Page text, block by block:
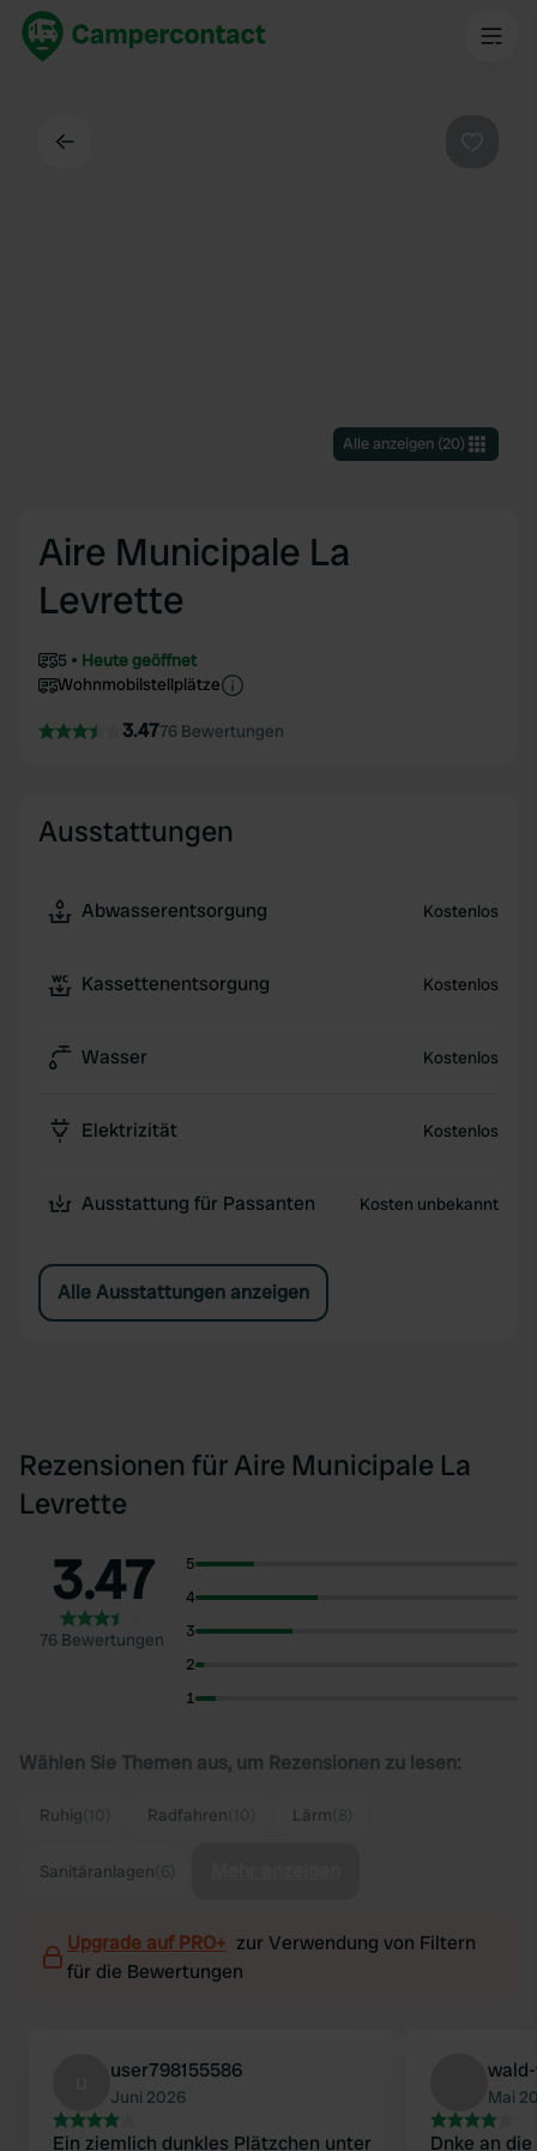
Alle anzeigen(20)
Aire Municipale La
Levrette
5
Heute geöffnet
Wohnmobilstellplätze
3.4776 Bewertungen
Ausstattungen
Abwasserentsorgung Kostenlos
Kassettenentsorgung Kostenlos
Wasser Kostenlos
Elektrizität Kostenlos
Ausstattung für Passanten Kosten unbekannt
Alle Ausstattungen anzeigen
Rezensionen für Aire Municipale La
Levrette
3.47
76 Bewertungen
5
4
3
2
1
Wählen Sie Themen aus, um Rezensionen zu lesen:
Ruhig Radfahren Lärm
Sanitäranlagen
Upgrade auf PRO+ zur Verwendung von Filtern
für die Bewertungen
user798155586
Juni 2026
Ein ziemlich dunkles Plätzchen unter
Mai
Dnke an